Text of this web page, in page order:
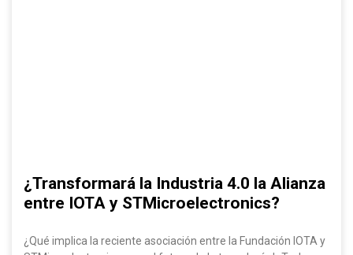
¿Transformará la Industria 4.0 la Alianza
entre IOTA y STMicroelectronics?
¿Qué implica la reciente asociación entre la Fundación IOTA y